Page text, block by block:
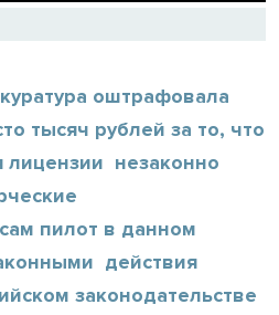
оштрафовала
тысяч рублей за то, что
лицензии незаконно
пилот в данном
действия
законодательстве